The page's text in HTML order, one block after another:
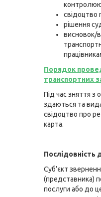
свідоцтво
рішення
висновок/
Порядок
транспортних
Під час зняття з
здаються та
свідоцтво про
карта.
Послідовність
Суб’єкт
(представника)
послуги або до